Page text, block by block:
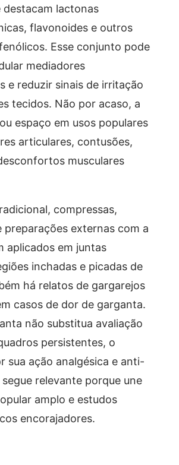
destacam lactonas
flavonoides e outros
Esse conjunto pode
mediadores
e reduzir sinais de irritação
tecidos. Não por acaso, a
espaço em usos populares
articulares, contusões,
musculares
compressas,
preparações externas com a
aplicados em juntas
inchadas e picadas de
há relatos de gargarejos
casos de dor de garganta.
não substitua avaliação
persistentes, o
sua ação analgésica e anti-
relevante porque une
amplo e estudos
encorajadores.